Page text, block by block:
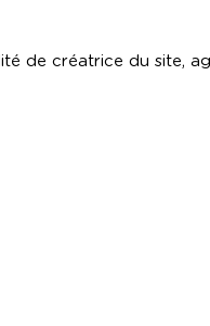
de créatrice du site,